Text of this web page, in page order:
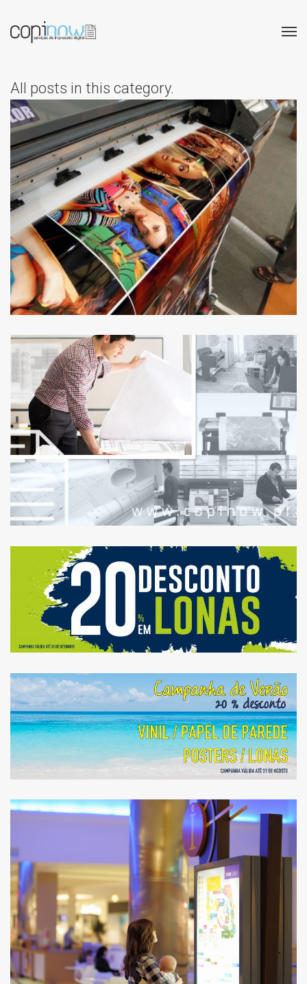
All posts in this category.
PAPEL FOTOGRÁFICO DE
ALTA QUALIDADE
ESPECIALISTAS EM
FAZER CRESCER O SEU
NEGÓCIO
20% DESCONTO EM
LONAS! CAMPANHA
VÁLIDA EM SETEMBRO.
QUER PROMOVER O SEU
NEGÓCIO? DESCONTOS DE
20% EM AGOSTO.
IMPRESSÃO EM BACKLIT
DISPONÍVEL NA COPINOW